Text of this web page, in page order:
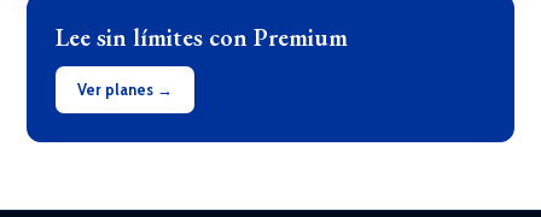
Lee sin límites con Premium
Ver planes →